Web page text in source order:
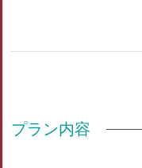
トイレ/禁煙/インタ
レ/シャワーのみ/
プラン内容